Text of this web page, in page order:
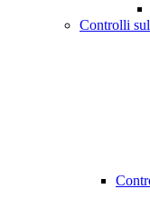
Controlli